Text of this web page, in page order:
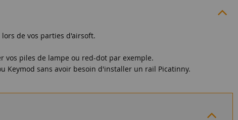
de vos parties d'airsoft.
piles de lampe ou red-dot par exemple.
Keymod sans avoir besoin d'installer un rail Picatinny.